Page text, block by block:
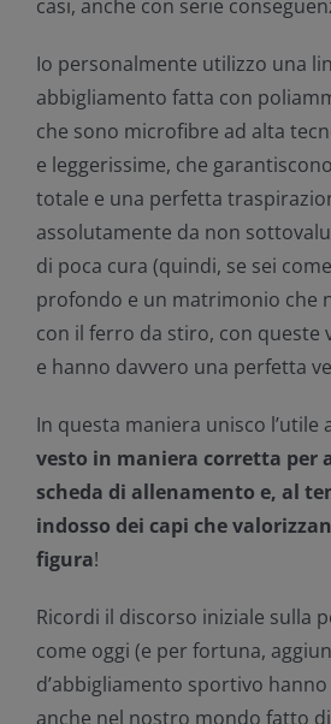
casi, anche con serie
Io personalmente utilizzo una
abbigliamento fatta con
che sono microfibre ad alta
e leggerissime, che
totale e una perfetta
assolutamente da non
di poca cura (quindi, se sei
profondo e un matrimonio che
con il ferro da stiro, con queste
e hanno davvero una perfetta
In questa maniera unisco l’utile
vesto in maniera corretta per
scheda di allenamento e, al
indosso dei capi che
figura!
Ricordi il discorso iniziale sulla
come oggi (e per fortuna,
d’abbigliamento sportivo
anche nel nostro mondo fatto